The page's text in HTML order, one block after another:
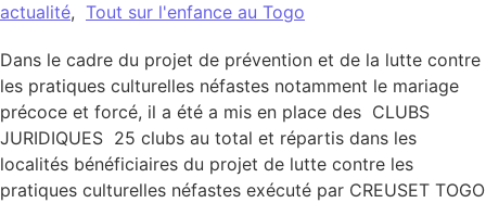
actualité, Tout sur l'enfance au Togo
Dans le cadre du projet de prévention et de la lutte contre
les pratiques culturelles néfastes notamment le mariage
précoce et forcé, il a été a mis en place des CLUBS
JURIDIQUES 25 clubs au total et répartis dans les
localités bénéficiaires du projet de lutte contre les
pratiques culturelles néfastes exécuté par CREUSET TOGO